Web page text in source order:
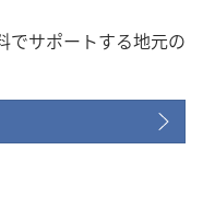
開
でサポートする地元の